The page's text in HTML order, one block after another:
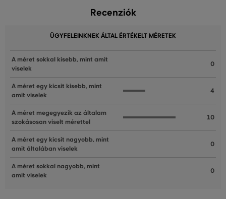
Recenziók
ÜGYFELEINKNEK ÁLTAL ÉRTÉKELT MÉRETEK
A méret sokkal kisebb, mint amit
viselek
0
A méret egy kicsit kisebb, mint
amit viselek
4
A méret megegyezik az általam
szokásosan viselt mérettel
10
A méret egy kicsit nagyobb, mint
amit általában viselek
0
A méret sokkal nagyobb, mint
amit viselek
0